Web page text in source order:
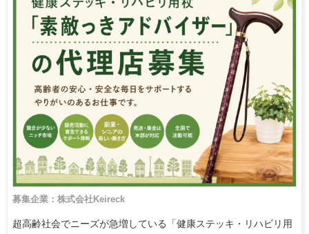
募集企業：株式会社Keireck
超高齢社会でニーズが急増している「健康ステッキ・リハビリ用